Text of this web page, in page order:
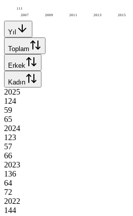
2007 2009 2011 2013 2015
111
Yıl
Toplam
Erkek
Kadın
2025
124
59
65
2024
123
57
66
2023
136
64
72
2022
144